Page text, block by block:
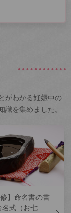
がわかる妊娠中の
を集めました。
修】命名書の書
名式（お七